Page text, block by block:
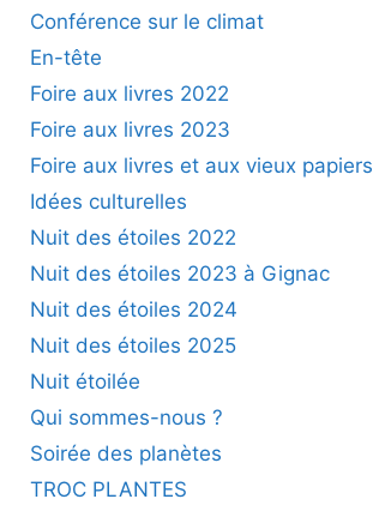
Conférence sur le climat
En-tête
Foire aux livres 2022
Foire aux livres 2023
Foire aux livres et aux vieux papiers
Idées culturelles
Nuit des étoiles 2022
Nuit des étoiles 2023 à Gignac
Nuit des étoiles 2024
Nuit des étoiles 2025
Nuit étoilée
Qui sommes-nous ?
Soirée des planètes
TROC PLANTES